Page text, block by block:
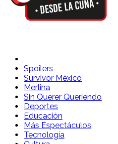
Spoilers Desde la Cuna
Sitio con información sobre
Spoilers
Survivor México
Merlina
Sin Querer Queriendo
Deportes
Educación
Más Espectáculos
Tecnología